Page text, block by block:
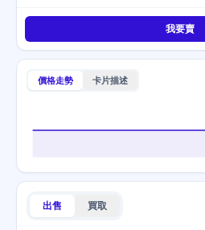
我要賣
價格走勢 卡片描述
出售 買取